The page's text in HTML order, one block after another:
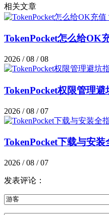
相关文章
TokenPocket怎么给OK
2026 / 08 / 08
TokenPocket权限管理避
2026 / 08 / 07
TokenPocket下载与安装
2026 / 08 / 07
发表评论：